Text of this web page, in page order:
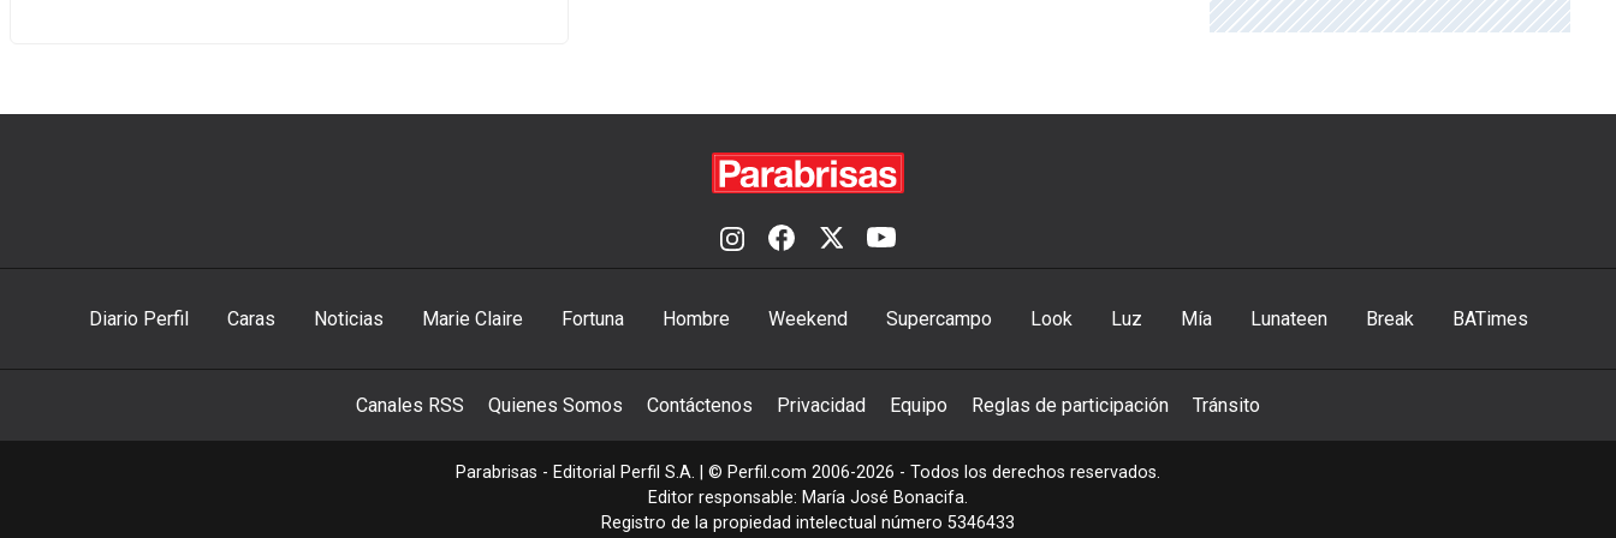
Diario Perfil Caras Noticias Marie Claire Fortuna Hombre Weekend Supercampo Look Luz Mía Lunateen Break BATimes
Canales RSS Quienes Somos Contáctenos Privacidad Equipo Reglas de participación Tránsito
Parabrisas - Editorial Perfil S.A. | © Perfil.com 2006-2026 - Todos los derechos reservados.
Editor responsable: María José Bonacifa.
Registro de la propiedad intelectual número 5346433